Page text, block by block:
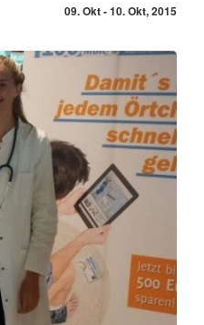
09. Okt - 10. Okt, 2015